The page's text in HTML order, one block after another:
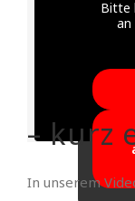
Bitte
an
– kurz
In unserem